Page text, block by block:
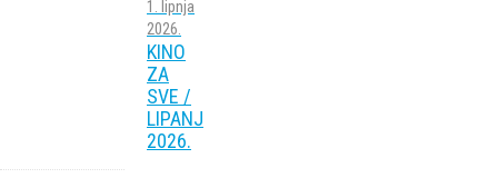
1. lipnja
2026.
KINO
ZA
SVE /
LIPANJ
2026.